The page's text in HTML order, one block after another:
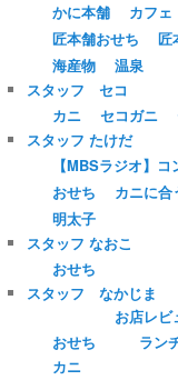
かに本舗
カフェ
匠本舗おせち
匠
海産物
温泉
スタッフ セコ
カニ
セコガニ
スタッフ たけだ
【MBSラジオ】
おせち
カニに合
明太子
スタッフ なおこ
おせち
スタッフ なかじま
おせち
お店レビ
ラン
カニ